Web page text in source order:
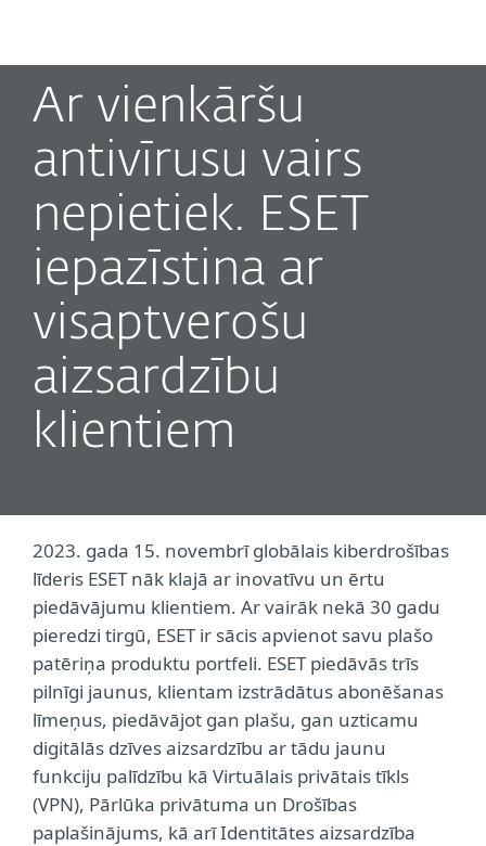
Ar vienkāršu
antivīrusu vairs
nepietiek. ESET
iepazīstina ar
visaptverošu
aizsardzību
klientiem
2023. gada 15. novembrī globālais kiberdrošības
līderis ESET nāk klajā ar inovatīvu un ērtu
piedāvājumu klientiem. Ar vairāk nekā 30 gadu
pieredzi tirgū, ESET ir sācis apvienot savu plašo
patēriņa produktu portfeli. ESET piedāvās trīs
pilnīgi jaunus, klientam izstrādātus abonēšanas
līmeņus, piedāvājot gan plašu, gan uzticamu
digitālās dzīves aizsardzību ar tādu jaunu
funkciju palīdzību kā Virtuālais privātais tīkls
(VPN), Pārlūka privātuma un Drošības
paplašinājums, kā arī Identitātes aizsardzība